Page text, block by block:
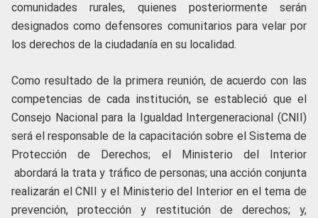
comunidades rurales, quienes posteriormente serán
designados como defensores comunitarios para velar por
los derechos de la ciudadanía en su localidad.
Como resultado de la primera reunión, de acuerdo con las
competencias de cada institución, se estableció que el
Consejo Nacional para la Igualdad Intergeneracional (CNII)
será el responsable de la capacitación sobre el Sistema de
Protección de Derechos; el Ministerio del Interior
abordará la trata y tráfico de personas; una acción conjunta
realizarán el CNII y el Ministerio del Interior en el tema de
prevención, protección y restitución de derechos; y,